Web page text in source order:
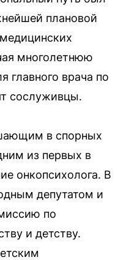
плановой
многолетнюю
главного врача по
сослуживцы.
в спорных
из первых в
онкопсихолога. В
депутатом и
по
и детству.